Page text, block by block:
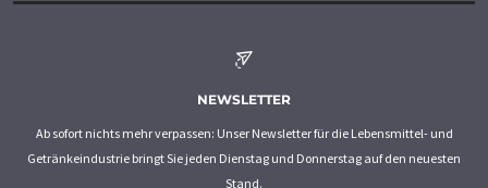
NEWSLETTER
Ab sofort nichts mehr verpassen: Unser Newsletter für die Lebensmittel- und
Getränkeindustrie bringt Sie jeden Dienstag und Donnerstag auf den neuesten
Stand.